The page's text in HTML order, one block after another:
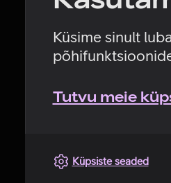
Küsime sinult
Tutvu meie
Küpsiste seaded